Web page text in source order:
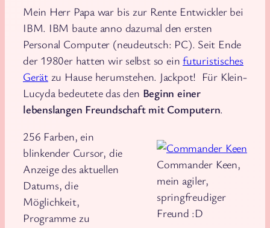
Mein Herr Papa war bis zur Rente Entwickler bei
IBM. IBM baute anno dazumal den ersten
Personal Computer (neudeutsch: PC). Seit Ende
der 1980er hatten wir selbst so einfuturistisches
Gerätzu Hause herumstehen. Jackpot! Für Klein-
Lucyda bedeutete das den Beginn einer
lebenslangen Freundschaft mit Computern.
Commander Keen,
mein agiler,
springfreudiger
Freund :D
256 Farben, ein
blinkender Cursor, die
Anzeige des aktuellen
Datums, die
Möglichkeit,
Programme zu